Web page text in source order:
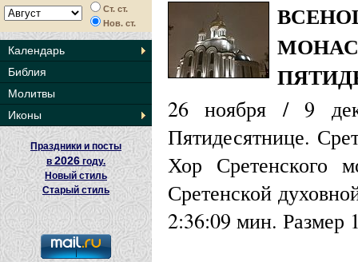
Ст. ст.
Нов. ст.
Календарь
Библия
Молитвы
Иконы
Праздники и посты
в2026 году.
Новый стиль
Старый стиль
26 ноября / 9
Пятидесятнице.
Хор Сретенского
Сретенской
2:36:09 мин. Размер